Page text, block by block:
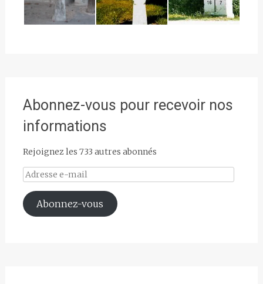
Abonnez-vous pour recevoir nos
informations
Rejoignez les 733 autres abonnés
Adresse
e-
mail
Abonnez-vous